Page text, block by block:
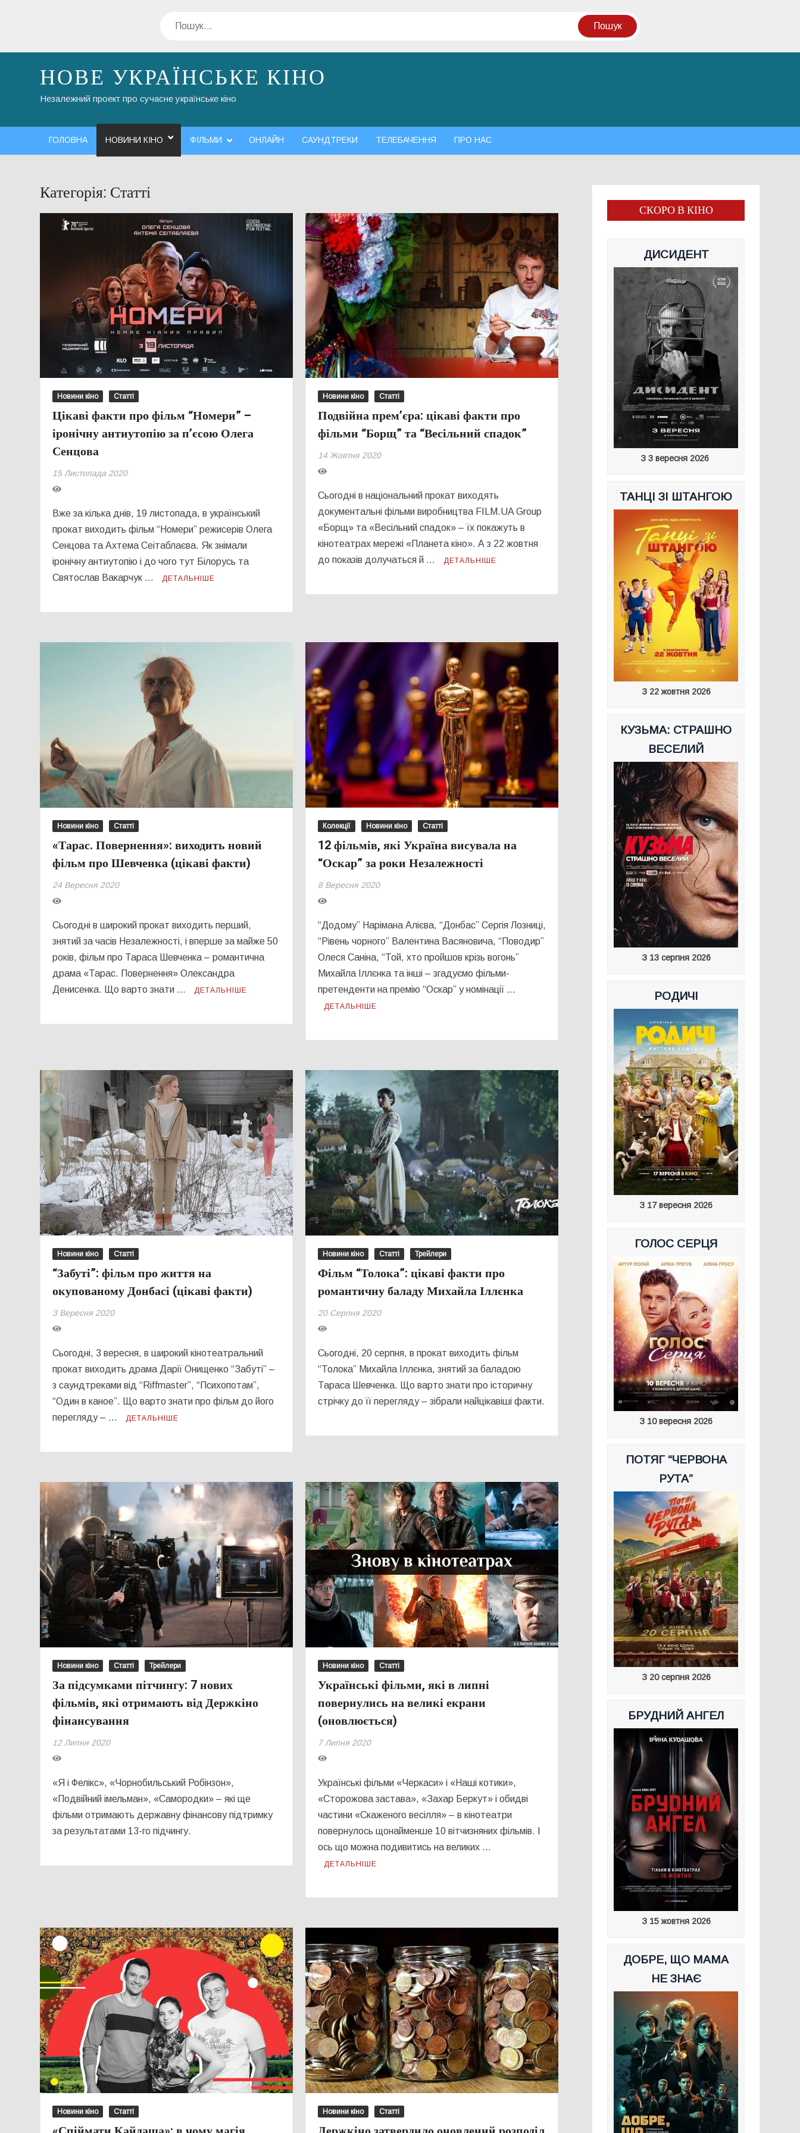
Пошук
НОВЕ УКРАЇНСЬКЕ КІНО
Незалежний проект про сучасне українське кіно
ГОЛОВНА НОВИНИ КІНО ФІЛЬМИ ОНЛАЙН САУНДТРЕКИ ТЕЛЕБАЧЕННЯ ПРО НАС
Категорія: Статті
Новини кіно Статті
Цікаві факти про фільм “Номери” –
іронічну антиутопію за п’єсою Олега
Сенцова
15 Листопада 2020
Вже за кілька днів, 19 листопада, в український
прокат виходить фільм “Номери” режисерів Олега
Сенцова та Ахтема Сеітаблаєва. Як знімали
іронічну антиутопію і до чого тут Білорусь та
Святослав Вакарчук …
ДЕТАЛЬНІШЕ
Новини кіно Статті
Подвійна прем’єра: цікаві факти про
фільми “Борщ” та “Весільний спадок”
14 Жовтня 2020
Сьогодні в національний прокат виходять
документальні фільми виробництва FILM.UA Group
«Борщ» та «Весільний спадок» – їх покажуть в
кінотеатрах мережі «Планета кіно». А з 22 жовтня
до показів долучаться й …
ДЕТАЛЬНІШЕ
Новини кіно Статті
«Тарас. Повернення»: виходить новий
фільм про Шевченка (цікаві факти)
24 Вересня 2020
Сьогодні в широкий прокат виходить перший,
знятий за часів Незалежності, і вперше за майже 50
років, фільм про Тараса Шевченка – романтична
драма «Тарас. Повернення» Олександра
Денисенка. Що варто знати …
ДЕТАЛЬНІШЕ
Колекції Новини кіно Статті
12 фільмів, які Україна висувала на
“Оскар” за роки Незалежності
8 Вересня 2020
“Додому” Нарімана Алієва, “Донбас” Сергія Лозниці,
“Рівень чорного” Валентина Васяновича, “Поводир”
Олеся Саніна, “Той, хто пройшов крізь вогонь”
Михайла Іллєнка та інші – згадуємо фільми-
претенденти на премію “Оскар” у номінації …
ДЕТАЛЬНІШЕ
Новини кіно Статті
“Забуті”: фільм про життя на
окупованому Донбасі (цікаві факти)
3 Вересня 2020
Сьогодні, 3 вересня, в широкий кінотеатральний
прокат виходить драма Дарії Онищенко “Забуті” –
з саундтреками від “Riffmaster”, “Психопотам”,
“Один в каное”. Що варто знати про фільм до його
перегляду – …
ДЕТАЛЬНІШЕ
Новини кіно Статті Трейлери
Фільм “Толока”: цікаві факти про
романтичну баладу Михайла Іллєнка
20 Серпня 2020
Сьогодні, 20 серпня, в прокат виходить фільм
“Толока” Михайла Іллєнка, знятий за баладою
Тараса Шевченка. Що варто знати про історичну
стрічку до її перегляду – зібрали найцікавіші факти.
Новини кіно Статті Трейлери
За підсумками пітчингу: 7 нових
фільмів, які отримають від Держкіно
фінансування
12 Липня 2020
«Я і Фелікс», «Чорнобильський Робінзон»,
«Подвійний імельман», «Самородки» – які ще
фільми отримають державну фінансову підтримку
за результатами 13-го підчингу.
Новини кіно Статті
Українські фільми, які в липні
повернулись на великі екрани
(оновлюється)
7 Липня 2020
Українські фільми «Черкаси» і «Наші котики»,
«Сторожова застава», «Захар Беркут» і обидві
частини «Скаженого весілля» – в кінотеатри
повернулось щонайменше 10 вітчизняних фільмів. І
ось що можна подивитись на великих …
ДЕТАЛЬНІШЕ
Новини кіно Статті Новини кіно Статті
СКОРО В КІНО
ДИСИДЕНТ
З 3 вересня 2026
ТАНЦІ ЗІ ШТАНГОЮ
З 22 жовтня 2026
КУЗЬМА: СТРАШНО
ВЕСЕЛИЙ
З 13 серпня 2026
РОДИЧІ
З 17 вересня 2026
ГОЛОС СЕРЦЯ
З 10 вересня 2026
ПОТЯГ “ЧЕРВОНА
РУТА”
З 20 серпня 2026
БРУДНИЙ АНГЕЛ
З 15 жовтня 2026
ДОБРЕ, ЩО МАМА
НЕ ЗНАЄ